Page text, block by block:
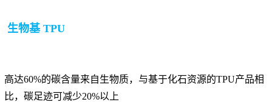
生物基 TPU
高达60%的碳含量来自生物质，与基于化石资源的TPU产品相
比，碳足迹可减少20%以上